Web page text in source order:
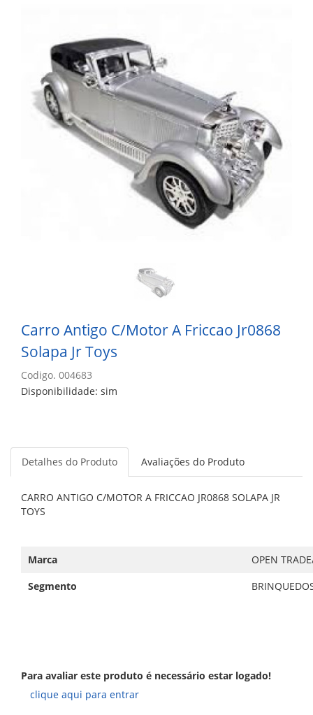
Carro Antigo C/Motor A Friccao Jr0868
Solapa Jr Toys
Codigo. 004683
Disponibilidade: sim
Detalhes do Produto Avaliações do Produto
CARRO ANTIGO C/MOTOR A FRICCAO JR0868 SOLAPA JR
TOYS
Marca
OPEN
Segmento
Para avaliar este produto é necessário estar logado!
clique aqui para entrar